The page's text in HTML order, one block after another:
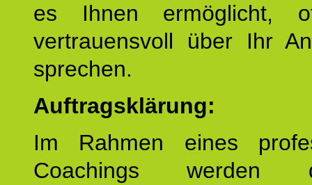
es Ihnen ermöglicht,
vertrauensvoll über Ihr
sprechen.
Auftragsklärung:
Im Rahmen eines
Coachings